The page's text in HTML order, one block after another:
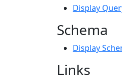
Display
Schema
Display
Links